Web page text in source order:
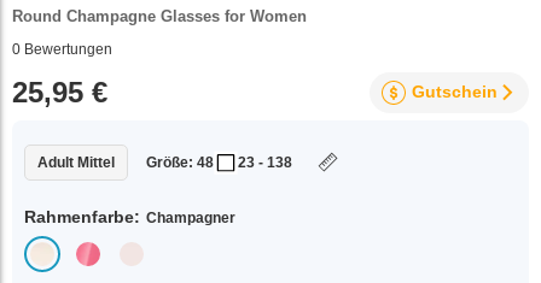
Round Champagne Glasses for Women
0 Bewertungen
25,95 € Gutschein
Adult Mittel Größe: 48 23 - 138
Rahmenfarbe: Champagner